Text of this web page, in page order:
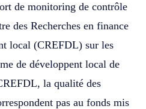
de monitoring de contrôle
des Recherches en finance
local (CREFDL) sur les
de développent local de
la qualité des
pas au fonds mis